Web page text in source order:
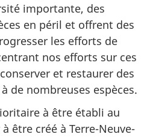
importante, des
en péril et offrent des
les efforts de
nos efforts sur ces
et restaurer des
de nombreuses espèces.
à être établi au
être créé à Terre-Neuve-